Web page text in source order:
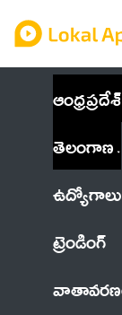
ఆంధ్రప్రదేశ్
తెలంగాణ
ఉద్యోగాలు
ట్రెండింగ్